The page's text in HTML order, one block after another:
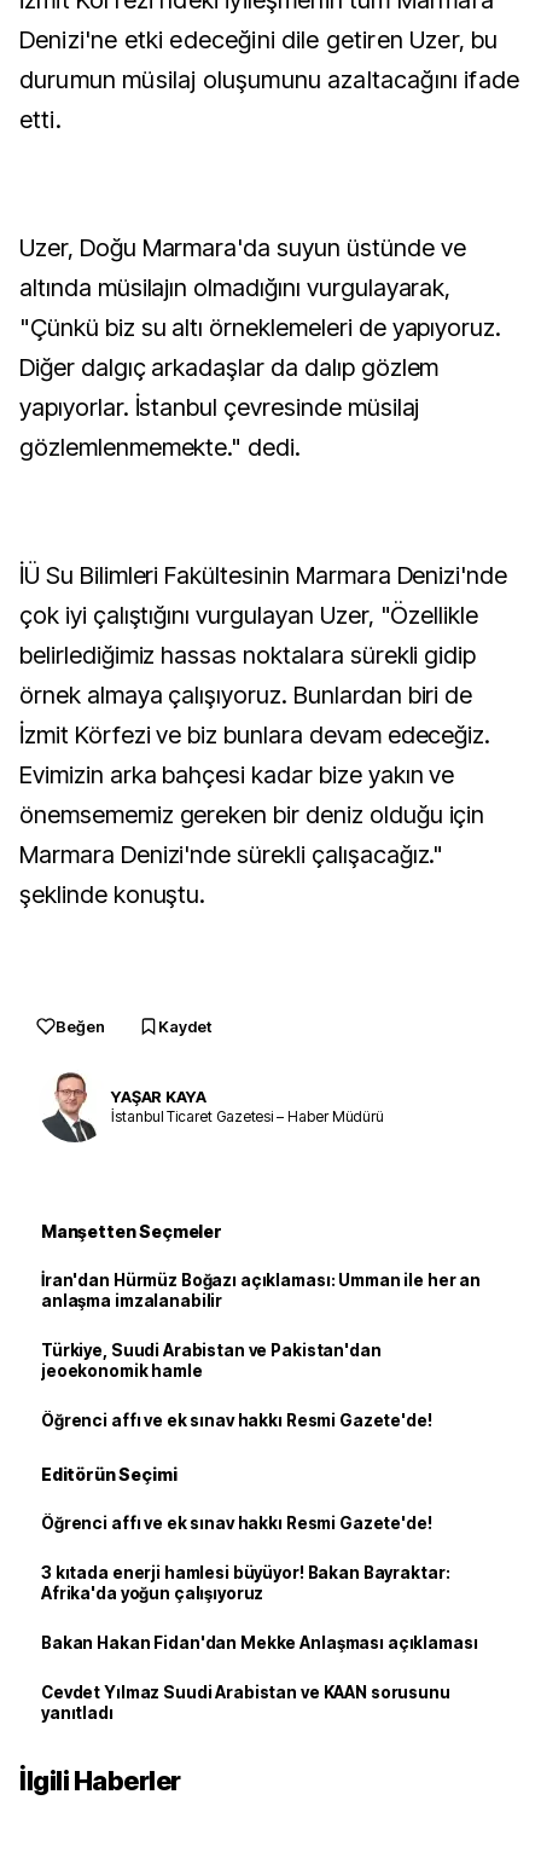
Denizi'ne etki edeceğini dile getiren Uzer, bu
durumun müsilaj oluşumunu azaltacağını ifade
etti.
Uzer, Doğu Marmara'da suyun üstünde ve
altında müsilajın olmadığını vurgulayarak,
"Çünkü biz su altı örneklemeleri de yapıyoruz.
Diğer dalgıç arkadaşlar da dalıp gözlem
yapıyorlar. İstanbul çevresinde müsilaj
gözlemlenmemekte." dedi.
İÜ Su Bilimleri Fakültesinin Marmara Denizi'nde
çok iyi çalıştığını vurgulayan Uzer, "Özellikle
belirlediğimiz hassas noktalara sürekli gidip
örnek almaya çalışıyoruz. Bunlardan biri de
İzmit Körfezi ve biz bunlara devam edeceğiz.
Evimizin arka bahçesi kadar bize yakın ve
önemsememiz gereken bir deniz olduğu için
Marmara Denizi'nde sürekli çalışacağız."
şeklinde konuştu.
Beğen Kaydet
YAŞAR KAYA
İstanbul Ticaret Gazetesi – Haber Müdürü
Manşetten Seçmeler
İran'dan Hürmüz Boğazı açıklaması: Umman ile her an
anlaşma imzalanabilir
Türkiye, Suudi Arabistan ve Pakistan'dan
jeoekonomik hamle
Öğrenci affı ve ek sınav hakkı Resmi Gazete'de!
Editörün Seçimi
Öğrenci affı ve ek sınav hakkı Resmi Gazete'de!
3 kıtada enerji hamlesi büyüyor! Bakan Bayraktar:
Afrika'da yoğun çalışıyoruz
Bakan Hakan Fidan'dan Mekke Anlaşması açıklaması
Cevdet Yılmaz Suudi Arabistan ve KAAN sorusunu
yanıtladı
İlgili Haberler